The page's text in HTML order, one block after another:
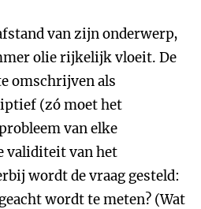
van zijn onderwerp,
olie rijkelijk vloeit. De
omschrijven als
(zó moet het
van elke
validiteit van het
wordt de vraag gesteld:
wordt te meten? (Wat